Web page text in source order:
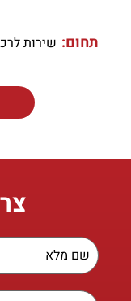
תחום: שירות